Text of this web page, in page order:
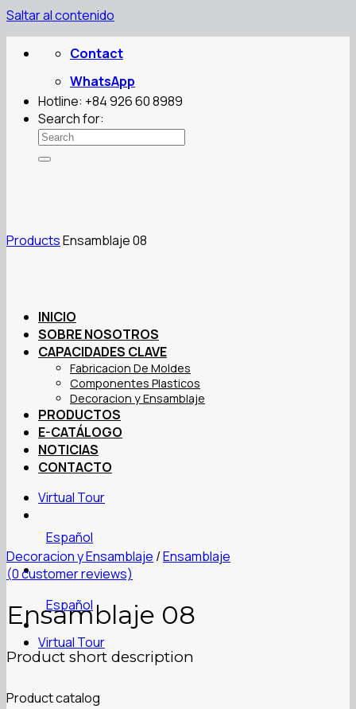
Saltar al contenido
Contact
WhatsApp
Hotline: +84 926 60 8989
Search for:
INICIO
SOBRE NOSOTROS
CAPACIDADES CLAVE
Fabricacion De Moldes
Componentes Plasticos
Decoracion y Ensamblaje
PRODUCTOS
E-CATÁLOGO
NOTICIAS
CONTACTO
Virtual Tour
Español
Español
Virtual Tour
ProductsEnsamblaje 08
Decoracion y Ensamblaje /Ensamblaje
(0customer reviews)
Ensamblaje 08
Product short description
Product catalog